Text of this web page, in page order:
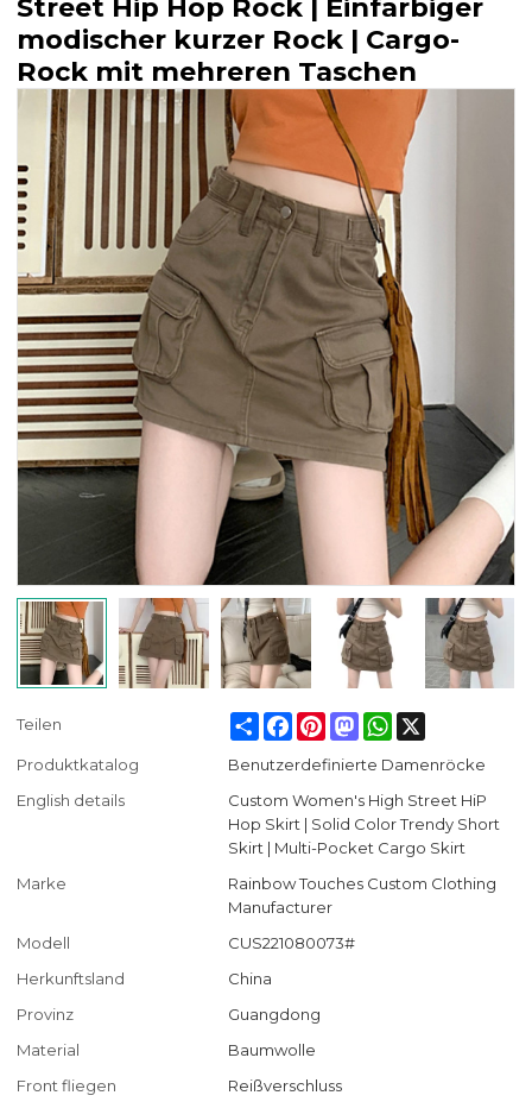
Street Hip Hop Rock | Einfarbiger
modischer kurzer Rock | Cargo-
Rock mit mehreren Taschen
Teilen ShareFacebook
PinterestMastodonWhatsApp
Produktkatalog
Benutzerdefinierte Damenröcke
English details
Custom Women's High Street HiP
Hop Skirt | Solid Color Trendy Short
Skirt | Multi-Pocket Cargo Skirt
Marke
Rainbow Touches Custom Clothing
Manufacturer
Modell
CUS221080073#
Herkunftsland
China
Provinz
Guangdong
Material
Baumwolle
Front fliegen
Reißverschluss